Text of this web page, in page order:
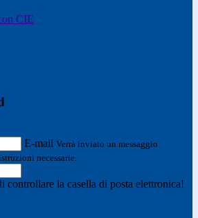
CIE
E-mail Verrà inviato un messaggio
necessarie.
controllare la casella di posta elettronica!